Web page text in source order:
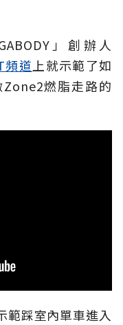
」創辦人
頻道 上就示範了如
燃脂走路的
範踩室內單車進入